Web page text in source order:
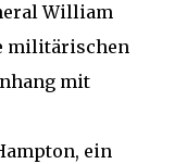
William
militärischen
mit
ein